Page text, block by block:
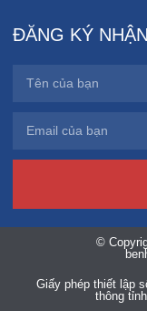
ĐĂNG KÝ
©
Giấy phép thiết lập
thông